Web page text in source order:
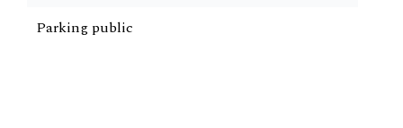
Parking public